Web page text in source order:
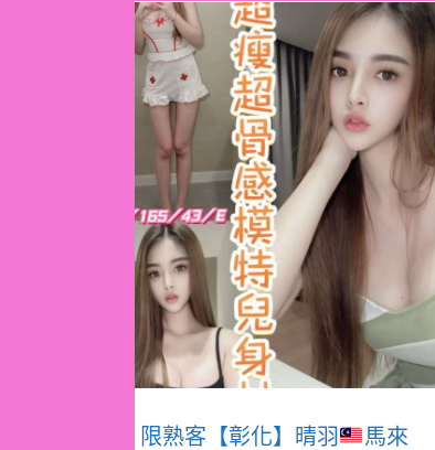
限熟客【彰化】晴羽
馬來